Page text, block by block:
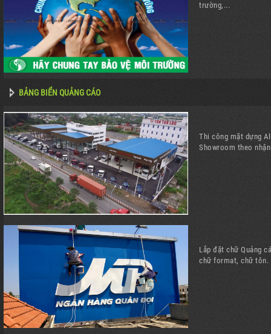
trường,...
BẢNG BIỂN QUẢNG CÁO
Thi công mặt dựng
Showroom theo
Lắp đặt chữ Quảng
chữ format, chữ tôn.